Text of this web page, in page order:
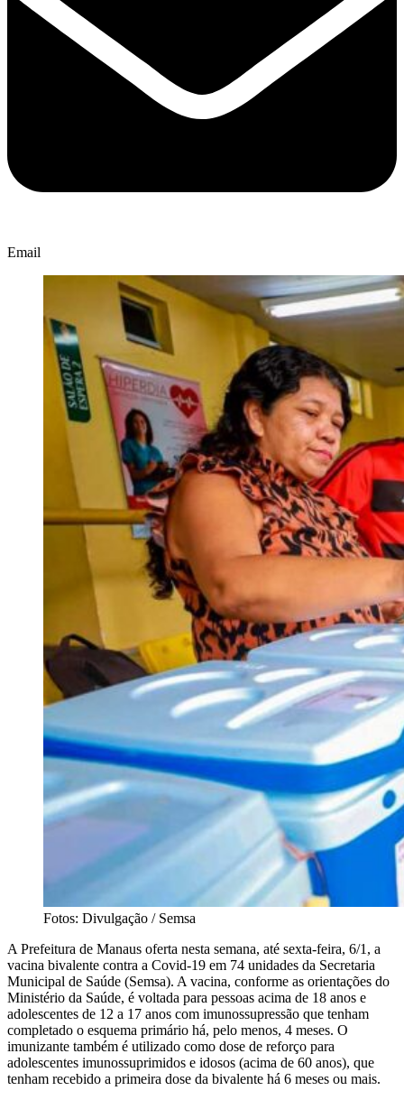
Email
Fotos: Divulgação / Semsa
A Prefeitura de Manaus oferta nesta semana, até sexta-feira, 6/1, a
vacina bivalente contra a Covid-19 em 74 unidades da Secretaria
Municipal de Saúde (Semsa). A vacina, conforme as orientações do
Ministério da Saúde, é voltada para pessoas acima de 18 anos e
adolescentes de 12 a 17 anos com imunossupressão que tenham
completado o esquema primário há, pelo menos, 4 meses. O
imunizante também é utilizado como dose de reforço para
adolescentes imunossuprimidos e idosos (acima de 60 anos), que
tenham recebido a primeira dose da bivalente há 6 meses ou mais.